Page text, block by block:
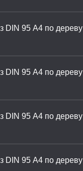
DIN 95 А4 по дереву
DIN 95 А4 по дереву
DIN 95 А4 по дереву
DIN 95 А4 по дереву